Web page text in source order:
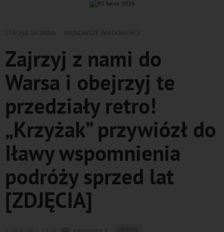
STRONA GŁÓWNA NAJNOWSZE WIADOMOŚCI
Zajrzyj z nami do
Warsa i obejrzyj te
przedziały retro!
„Krzyżak” przywiózł do
Iławy wspomnienia
podróży sprzed lat
[ZDJĘCIA]